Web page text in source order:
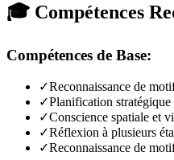
🎓 Compétences
Compétences de Base:
✓Reconnaissance de
✓Planification stratégique
✓Conscience spatiale et
✓Réflexion à plusieurs
✓Reconnaissance de